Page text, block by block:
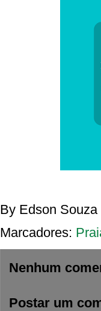
By Edson Souza
Marcadores:
Nenhum
Postar um